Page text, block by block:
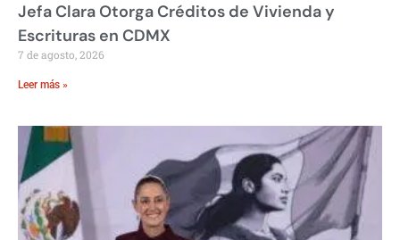
Jefa Clara Otorga Créditos de Vivienda y
Escrituras en CDMX
7 de agosto, 2026
Leer más »